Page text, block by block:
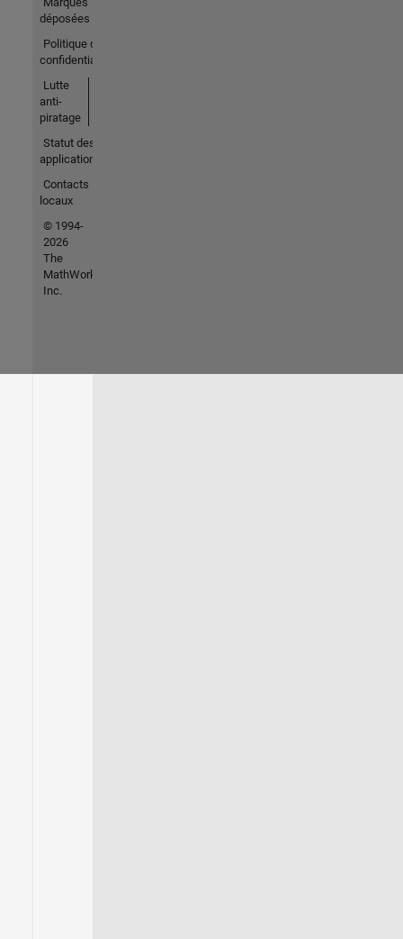
déposées
Politique de
confidentialité
Lutte
anti-
piratage
Statut des
applications
Contacts
locaux
© 1994-
2026
The
MathWorks,
Inc.